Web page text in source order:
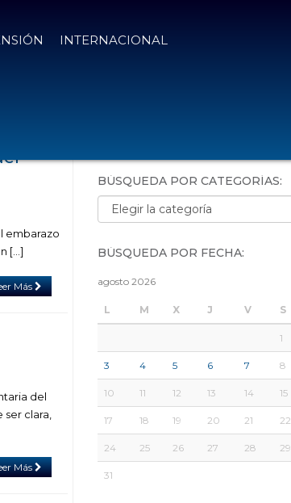
INTERNACIONAL
embarazo
[…]
Más
del
clara,
Más
BÚSQUEDA POR CATEGORÍAS:
Búsqueda por categorías:
BÚSQUEDA POR FECHA:
agosto 2026
L M X J V S
1
3 4 5 6 7 8
10 11 12 13 14 15
17 18 19 20 21 22
24 25 26 27 28 29
31